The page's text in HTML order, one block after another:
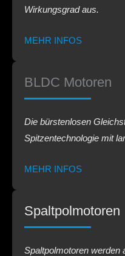
Wirkungsgrad aus.
MEHR INFOS
BLDC Motoren
Die bürstenlosen
Spitzentechnologie mit
MEHR INFOS
Spaltpolmotoren​
Spaltpolmotoren werden